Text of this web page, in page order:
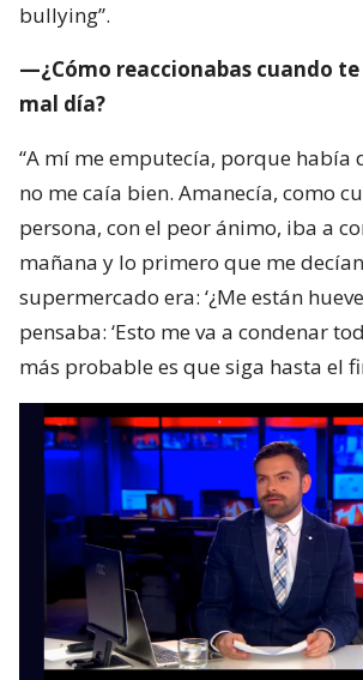
bullying”.
—¿Cómo reaccionabas cuando
mal día?
“A mí me emputecía, porque había
no me caía bien. Amanecía, como
persona, con el peor ánimo, iba a
mañana y lo primero que me
supermercado era: ‘¿Me están
pensaba: ‘Esto me va a condenar
más probable es que siga hasta el